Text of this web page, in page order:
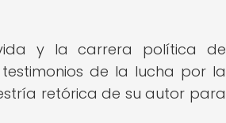
y la carrera política de
de la lucha por la
retórica de su autor para